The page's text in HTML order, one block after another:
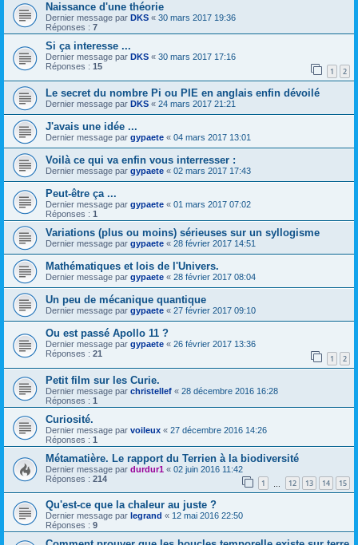
Naissance d'une théorie
Dernier message par DKS « 30 mars 2017 19:36
Réponses : 7
Si ça interesse ...
Dernier message par DKS « 30 mars 2017 17:16
Réponses : 15 1 2
Le secret du nombre Pi ou PIE en anglais enfin dévoilé
Dernier message par DKS « 24 mars 2017 21:21
J'avais une idée ...
Dernier message par gypaete « 04 mars 2017 13:01
Voilà ce qui va enfin vous interresser :
Dernier message par gypaete « 02 mars 2017 17:43
Peut-être ça ...
Dernier message par gypaete « 01 mars 2017 07:02
Réponses : 1
Variations (plus ou moins) sérieuses sur un syllogisme
Dernier message par gypaete « 28 février 2017 14:51
Mathématiques et lois de l'Univers.
Dernier message par gypaete « 28 février 2017 08:04
Un peu de mécanique quantique
Dernier message par gypaete « 27 février 2017 09:10
Ou est passé Apollo 11 ?
Dernier message par gypaete « 26 février 2017 13:36
Réponses : 21 1 2
Petit film sur les Curie.
Dernier message par christellef « 28 décembre 2016 16:28
Réponses : 1
Curiosité.
Dernier message par voileux « 27 décembre 2016 14:26
Réponses : 1
Métamatière. Le rapport du Terrien à la biodiversité
Dernier message par durdur1 « 02 juin 2016 11:42
Réponses : 214 1 12 13 14 15
Qu'est-ce que la chaleur au juste ?
Dernier message par legrand « 12 mai 2016 22:50
Réponses : 9